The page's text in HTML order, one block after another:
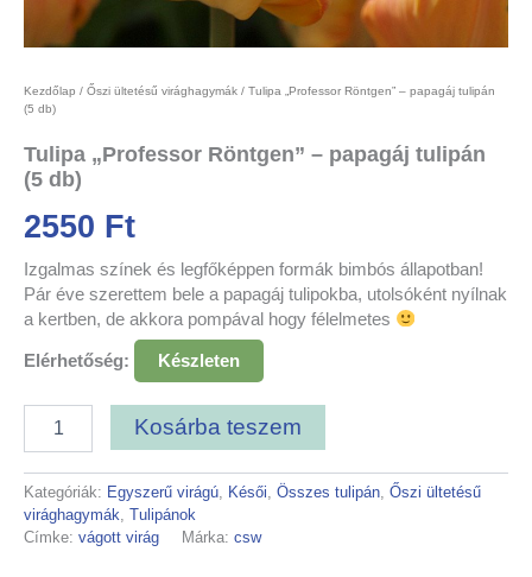
Kezdőlap / Őszi ültetésű virághagymák / Tulipa „Professor Röntgen” – papagáj tulipán
(5 db)
Tulipa „Professor Röntgen” – papagáj tulipán
(5 db)
2550 Ft
Izgalmas színek és legfőképpen formák bimbós állapotban!
Pár éve szerettem bele a papagáj tulipokba, utolsóként nyílnak
a kertben, de akkora pompával hogy félelmetes
Elérhetőség: Készleten
Kosárba teszem
Kategóriák: Egyszerű virágú, Késői, Összes tulipán, Őszi ültetésű
virághagymák, Tulipánok
Címke: vágott virág Márka: csw